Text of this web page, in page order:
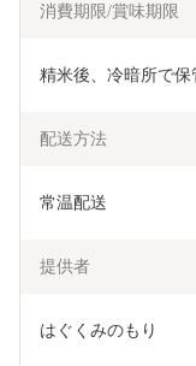
消費期限/賞味期限
精米後、冷暗所で保
配送方法
常温配送
提供者
はぐくみのもり